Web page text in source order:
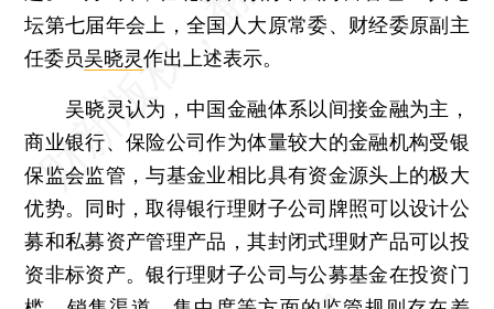
坛第七届年会上，全国人大原常委、财经委原副主
任委员吴晓灵作出上述表示。
吴晓灵认为，中国金融体系以间接金融为主，
商业银行、保险公司作为体量较大的金融机构受银
保监会监管，与基金业相比具有资金源头上的极大
优势。同时，取得银行理财子公司牌照可以设计公
募和私募资产管理产品，其封闭式理财产品可以投
资非标资产。银行理财子公司与公募基金在投资门